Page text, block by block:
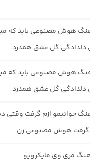
هوش مصنوعی باید که
دلدادگی گل عشق همدرد
هوش مصنوعی باید که
دلدادگی گل عشق همدرد
جوانیمو ازم گرفت وقتی
هوش مصنوعی زن
مری وی مایکرویو